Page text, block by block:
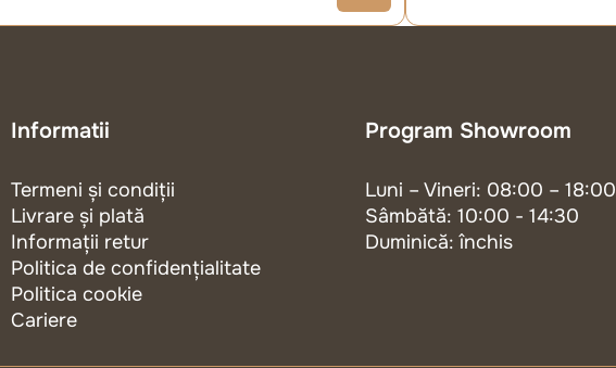
Informatii
Termeni și condiții
Livrare și plată
Informații retur
Politica de confidențialitate
Politica cookie
Cariere
Program Showroom
Luni – Vineri: 08:00 – 18:00
Sâmbătă: 10:00 - 14:30
Duminică: închis